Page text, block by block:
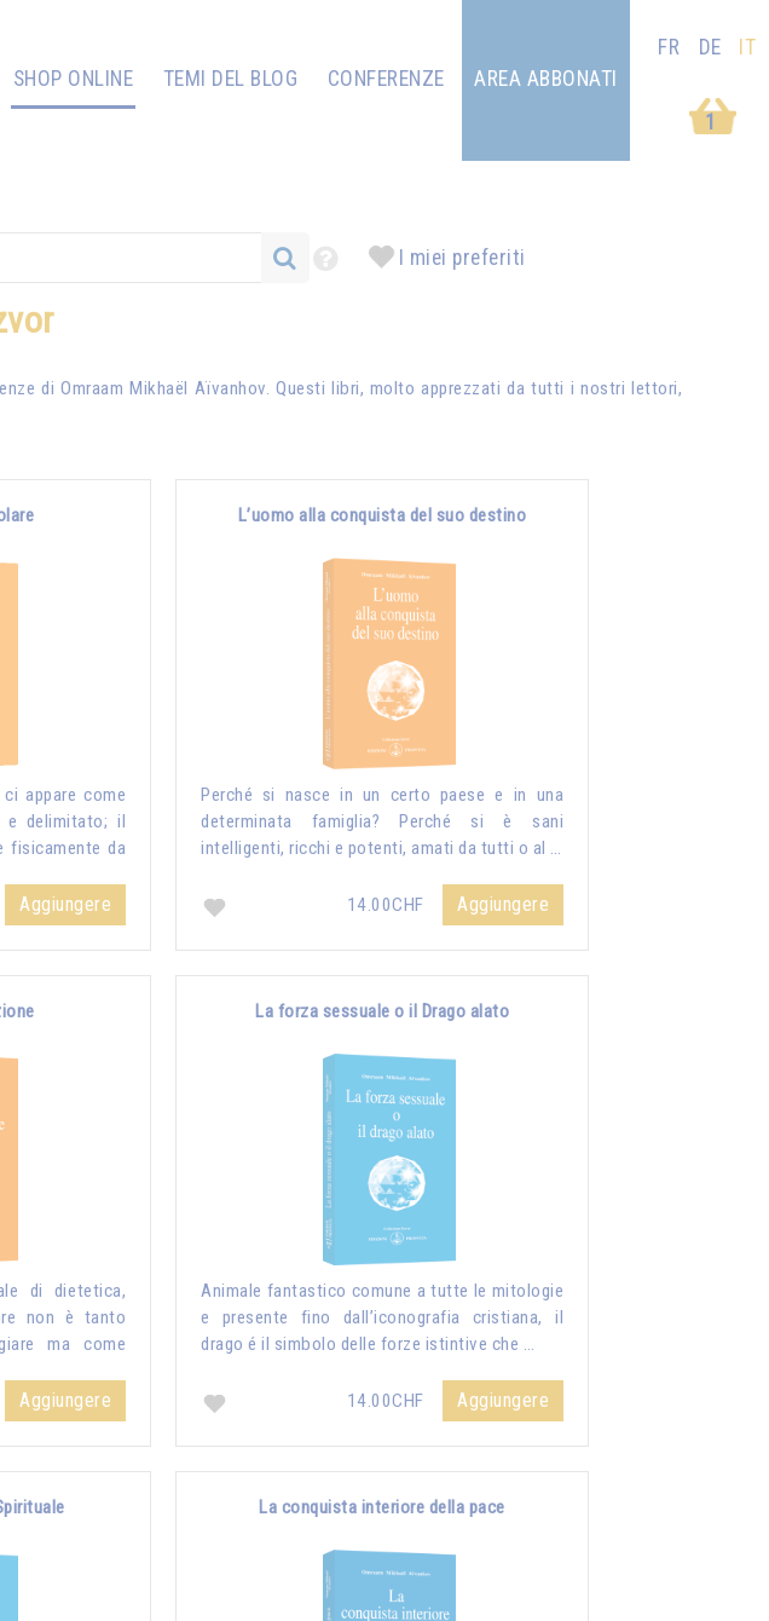
SHOP ONLINE TEMI DEL BLOG
CONFERENZE
1
AREA ABBONATI
FR DE IT
I miei preferiti
diOmraam Mikhaël Aïvanhov. Questi libri, molto apprezzati da tutti i nostri lettori,
appare come
e delimitato; il
fisicamente da
Aggiungere
L’uomo alla conquista del suo destino
Perché si nasce in un certo paese e in una
determinata famiglia? Perché si è sani
intelligenti, ricchi e potenti, amati da tutti o al …
14.00CHF Aggiungere
di dietetica,
non è tanto
ma come
Aggiungere
La forza sessuale o il Drago alato
Animale fantastico comune a tutte le mitologie
e presente fino dall’iconografia cristiana, il
drago é il simbolo delle forze istintive che …
14.00CHF Aggiungere
La conquista interiore della pace